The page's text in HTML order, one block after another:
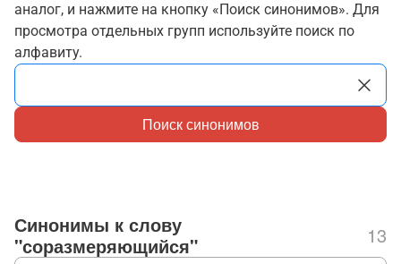
аналог, и нажмите на кнопку «Поиск синонимов». Для
просмотра отдельных групп используйте поиск по
алфавиту.
Поиск синонимов
Синонимы к слову
"соразмеряющийся"
13